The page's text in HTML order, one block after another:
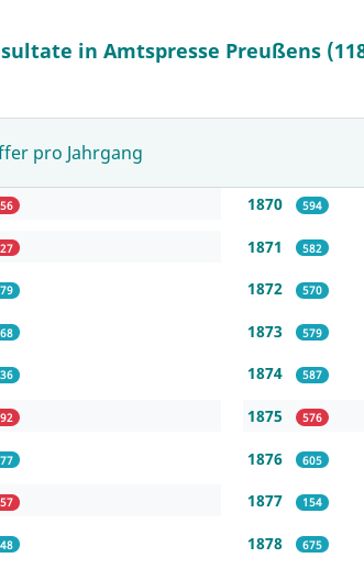
in Amtspresse Preußens
pro Jahrgang
1870 594
1871 582
1872 570
1873 579
1874 587
1875 576
1876 605
1877 154
1878 675